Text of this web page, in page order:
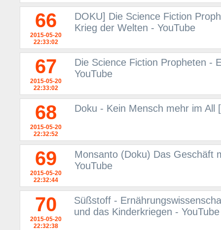
66
2015-05-20
22:33:02
DOKU] Die Science Fiction
Krieg der Welten - YouTube
67
2015-05-20
22:33:02
Die Science Fiction Propheten -
YouTube
68
2015-05-20
22:32:52
Doku - Kein Mensch mehr im All
69
2015-05-20
22:32:44
Monsanto (Doku) Das Geschäft
YouTube
70
2015-05-20
22:32:38
Süßstoff -
und das Kinderkriegen - YouTube